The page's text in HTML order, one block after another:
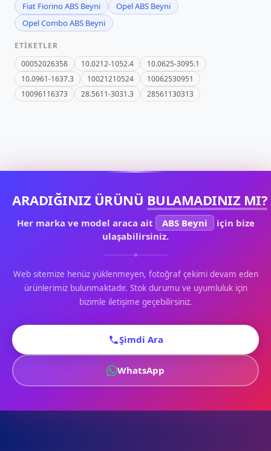
Fiat Fiorino ABS Beyni
Opel ABS Beyni
Opel Combo ABS Beyni
ETIKETLER
00052026358
10.0212-1052.4
10.0625-3095.1
10.0961-1637.3
10021210524
10062530951
10096116373
28.5611-3031.3 28561130313
ARADIĞINIZ ÜRÜNÜ BULAMADINIZ MI?
Her marka ve model araca ait ABS Beyni
için bize
ulaşabilirsiniz.
Web sitemize henüz yüklenmeyen, fotoğraf çekimi devam eden
ürünlerimiz bulunmaktadır. Stok durumu ve uyumluluk için
bizimle iletişime geçebilirsiniz.
Şimdi Ara
WhatsApp